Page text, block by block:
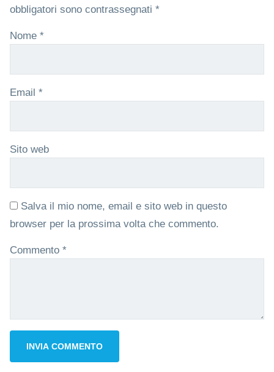
obbligatori sono contrassegnati *
Nome *
Email *
Sito web
Salva il mio nome, email e sito web in questo
browser per la prossima volta che commento.
Commento *